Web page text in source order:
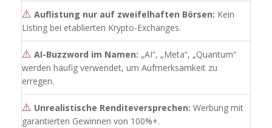
⚠️ Auflistung nur auf zweifelhaften Börsen: Kein
Listing bei etablierten Krypto-Exchanges.
⚠️ AI-Buzzword im Namen: „AI“, „Meta“, „Quantum“
werden häufig verwendet, um Aufmerksamkeit zu
erregen.
⚠️ Unrealistische Renditeversprechen: Werbung mit
garantierten Gewinnen von 100%+.